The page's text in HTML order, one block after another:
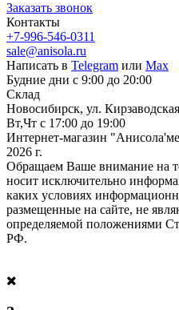
Заказать звонок
Контакты
+7-996-546-0311
sale@anisola.ru
Написать в Telegram или Max
Будние дни с 9:00 до 20:00
Склад
Новосибирск, ул.
Вт,Чт с 17:00 до 19:00
Интернет-магазин
2026 г.
Обращаем Ваше внимание на
носит исключительно
каких условиях
размещенные на сайте, не
определяемой положениями
РФ.